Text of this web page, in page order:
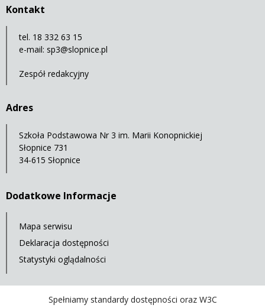
Kontakt
tel. 18 332 63 15
e-mail: sp3@slopnice.pl
Zespół redakcyjny
Adres
Szkoła Podstawowa Nr 3 im. Marii Konopnickiej
Słopnice 731
34-615 Słopnice
Dodatkowe Informacje
Mapa serwisu
Deklaracja dostępności
Statystyki oglądalności
Spełniamy standardy dostępności oraz W3C